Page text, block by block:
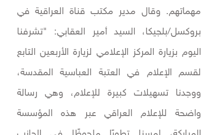
مهماتهم. وقال مدير مكتب قناة العراقية في
بروكسل/بلجيكا، السيد أمير العقابي: "تشرفنا
اليوم بزيارة المركز الإعلامي لزيارة الأربعين التابع
لقسم الإعلام في العتبة العباسية المقدسة،
ووجدنا تسهيلات كبيرة للإعلام، وهي رسالة
واضحة للإعلام العراقي عبر هذه المؤسسة